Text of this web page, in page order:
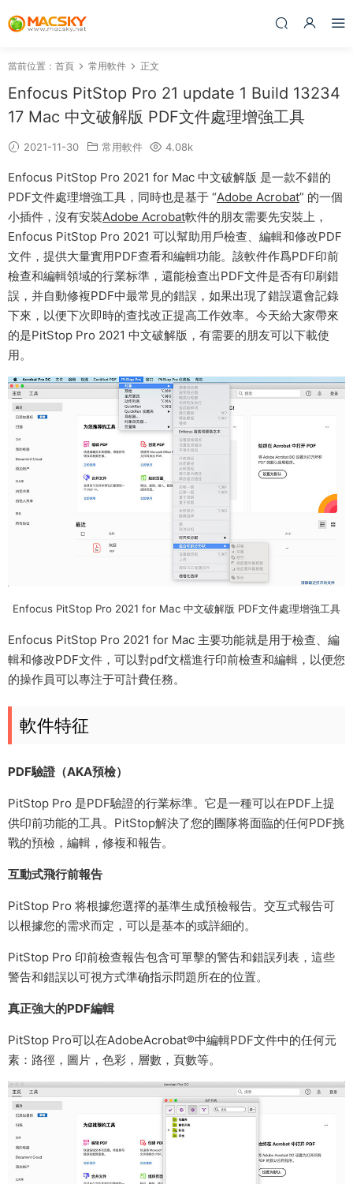
當前位置： 首頁 常用軟件 正文
Enfocus PitStop Pro 21 update 1 Build 13234
17 Mac 中文破解版 PDF文件處理增強工具
2021-11-30 常用軟件 4.08k
Enfocus PitStop Pro 2021 for Mac 中文破解版 是一款不錯的
PDF文件處理增強工具，同時也是基于 “Adobe Acrobat” 的一個
小插件，沒有安裝Adobe Acrobat軟件的朋友需要先安裝上，
Enfocus PitStop Pro 2021 可以幫助用戶檢查、編輯和修改PDF
文件，提供大量實用PDF查看和編輯功能。該軟件作爲PDF印前
檢查和編輯領域的行業标準，還能檢查出PDF文件是否有印刷錯
誤，并自動修複PDF中最常見的錯誤，如果出現了錯誤還會記錄
下來，以便下次即時的查找改正提高工作效率。今天給大家帶來
的是PitStop Pro 2021 中文破解版，有需要的朋友可以下載使
用。
Enfocus PitStop Pro 2021 for Mac 中文破解版 PDF文件處理增強工具
Enfocus PitStop Pro 2021 for Mac 主要功能就是用于檢查、編
輯和修改PDF文件，可以對pdf文檔進行印前檢查和編輯，以便您
的操作員可以專注于可計費任務。
軟件特征
PDF驗證（AKA預檢）
PitStop Pro 是PDF驗證的行業标準。它是一種可以在PDF上提
供印前功能的工具。PitStop解決了您的團隊将面臨的任何PDF挑
戰的預檢，編輯，修複和報告。
互動式飛行前報告
PitStop Pro 将根據您選擇的基準生成預檢報告。交互式報告可
以根據您的需求而定，可以是基本的或詳細的。
PitStop Pro 印前檢查報告包含可單擊的警告和錯誤列表，這些
警告和錯誤以可視方式準确指示問題所在的位置。
真正強大的PDF編輯
PitStop Pro可以在AdobeAcrobat®中編輯PDF文件中的任何元
素：路徑，圖片，色彩，層數，頁數等。